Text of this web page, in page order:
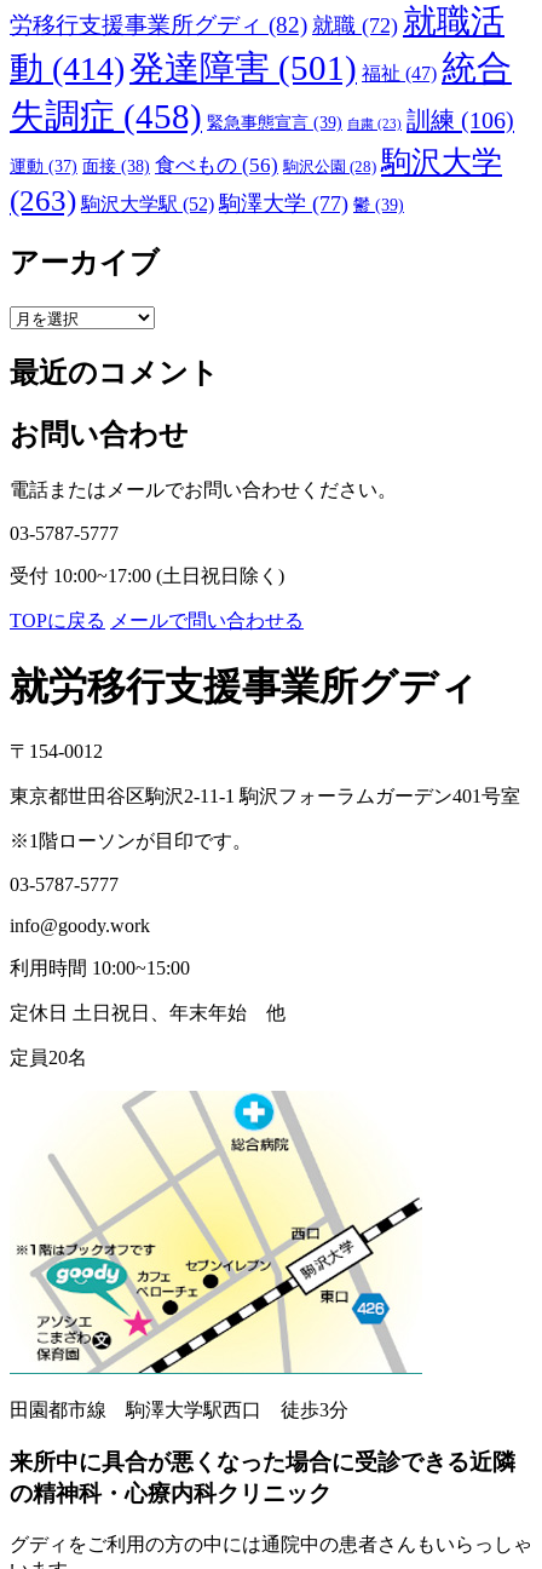
労移行支援事業所グディ (82) 就職 (72) 就職活
動 (414)発達障害 (501) 福祉 (47) 統合
失調症 (458) 緊急事態宣言 (39) 自粛 (23) 訓練 (106)
運動 (37) 面接 (38) 食べもの (56) 駒沢公園 (28) 駒沢大学
(263) 駒沢大学駅 (52) 駒澤大学 (77) 鬱 (39)
アーカイブ
ア
カ
イ
ブ
最近のコメント
お問い合わせ
電話またはメールでお問い合わせください。
03-5787-5777
受付 10:00~17:00 (土日祝日除く)
TOPに戻る メールで問い合わせる
就労移行支援事業所グディ
〒154-0012
東京都世田谷区駒沢2-11-1 駒沢フォーラムガーデン401号室
※1階ローソンが目印です。
03-5787-5777
info@goody.work
利用時間 10:00~15:00
定休日 土日祝日、年末年始 他
定員20名
田園都市線 駒澤大学駅西口 徒歩3分
来所中に具合が悪くなった場合に受診できる近隣
の精神科・心療内科クリニック
グディをご利用の方の中には通院中の患者さんもいらっしゃ